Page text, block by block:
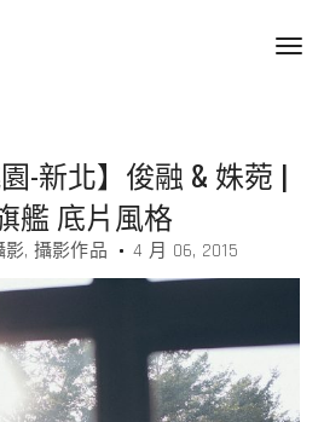
-新北】俊融 & 姝菀 |
艦 底片風格
影 攝影作品 4 月 06, 2015